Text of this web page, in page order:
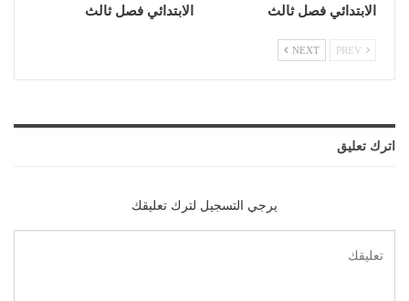
الابتدائي فصل ثالث
الابتدائي فصل ثالث
NEXT
اترك تعليق
يرجي التسجيل لترك تعليقك